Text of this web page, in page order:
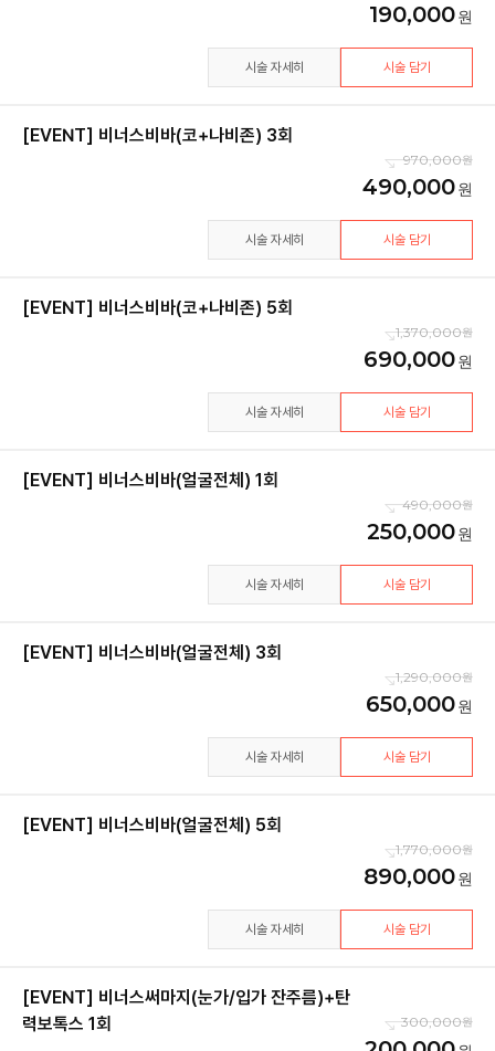
190,000
시술 자세히 시술 담기
[EVENT] 비너스비바(코+나비존) 3회
970,000
490,000
시술 자세히 시술 담기
[EVENT] 비너스비바(코+나비존) 5회
1,370,000
690,000
시술 자세히 시술 담기
[EVENT] 비너스비바(얼굴전체) 1회
490,000
250,000
시술 자세히 시술 담기
[EVENT] 비너스비바(얼굴전체) 3회
1,290,000
650,000
시술 자세히 시술 담기
[EVENT] 비너스비바(얼굴전체) 5회
1,770,000
890,000
시술 자세히 시술 담기
[EVENT] 비너스써마지(눈가/입가 잔주름)+탄
력보톡스 1회
300,000